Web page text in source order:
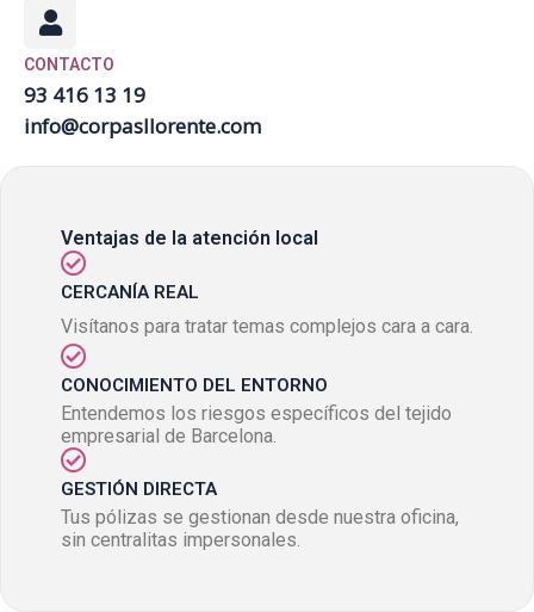
CONTACTO
93 416 13 19
info@corpasllorente.com
Ventajas de la atención local
CERCANÍA REAL
Visítanos para tratar temas complejos cara a cara.
CONOCIMIENTO DEL ENTORNO
Entendemos los riesgos específicos del tejido
empresarial de Barcelona.
GESTIÓN DIRECTA
Tus pólizas se gestionan desde nuestra oficina,
sin centralitas impersonales.